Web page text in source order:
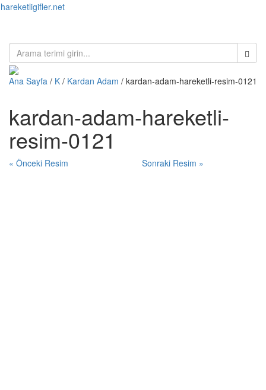
hareketligifler.net
Ana Sayfa / K / Kardan Adam / kardan-adam-hareketli-resim-0121
kardan-adam-hareketli-
resim-0121
« Önceki Resim Sonraki Resim »